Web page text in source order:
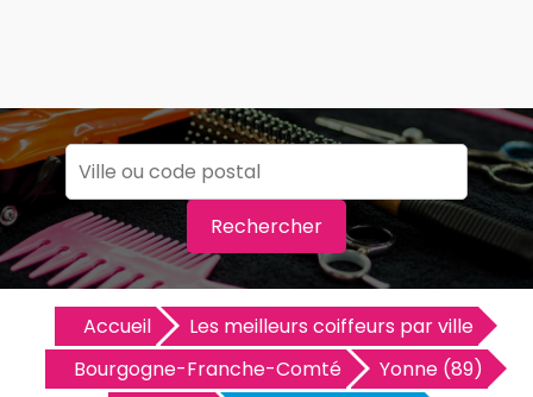
Rechercher
Accueil
Les meilleurs coiffeurs par ville
Bourgogne-Franche-Comté
Yonne (89)